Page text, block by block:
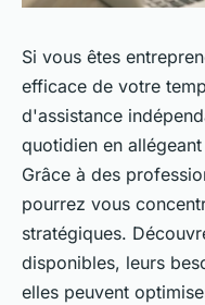
Si vous êtes
efficace de votre
d'assistance
quotidien en
Grâce à des
pourrez vous
stratégiques.
disponibles, leurs
elles peuvent